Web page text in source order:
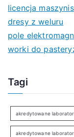
licencja
dresy z weluru
pole
worki do
Tagi
akredytowane
akredytowane